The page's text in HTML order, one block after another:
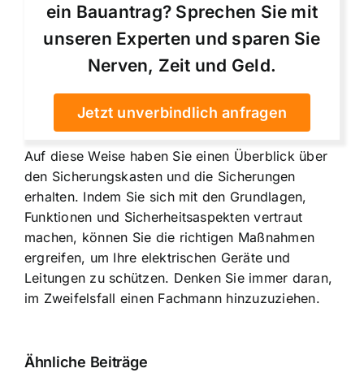
ein Bauantrag? Sprechen Sie mit
unseren Experten und sparen Sie
Nerven, Zeit und Geld.
Jetzt unverbindlich anfragen
Auf diese Weise haben Sie einen Überblick über
den Sicherungskasten und die Sicherungen
erhalten. Indem Sie sich mit den Grundlagen,
Funktionen und Sicherheitsaspekten vertraut
machen, können Sie die richtigen Maßnahmen
ergreifen, um Ihre elektrischen Geräte und
Leitungen zu schützen. Denken Sie immer daran,
im Zweifelsfall einen Fachmann hinzuzuziehen.
Ähnliche Beiträge